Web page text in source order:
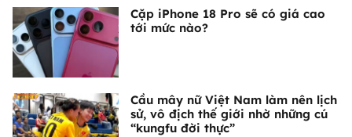
Cặp iPhone 18 Pro sẽ có giá cao
tới mức nào?
Cầu mây nữ Việt Nam làm nên lịch
sử, vô địch thế giới nhờ những cú
“kungfu đời thực”